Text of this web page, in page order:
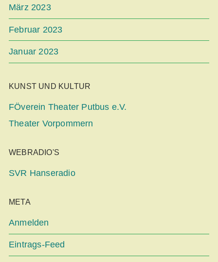
März 2023
Februar 2023
Januar 2023
KUNST UND KULTUR
FÖverein Theater Putbus e.V.
Theater Vorpommern
WEBRADIO'S
SVR Hanseradio
META
Anmelden
Eintrags-Feed